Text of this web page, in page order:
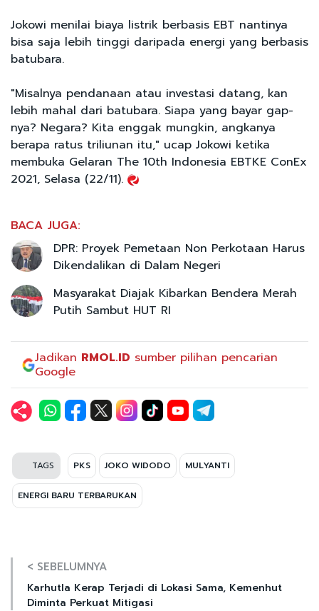
Jokowi menilai biaya listrik berbasis EBT nantinya
bisa saja lebih tinggi daripada energi yang berbasis
batubara.
"Misalnya pendanaan atau investasi datang, kan
lebih mahal dari batubara. Siapa yang bayar gap-
nya? Negara? Kita enggak mungkin, angkanya
berapa ratus triliunan itu," ucap Jokowi ketika
membuka Gelaran The 10th Indonesia EBTKE ConEx
2021, Selasa (22/11).
BACA JUGA:
DPR: Proyek Pemetaan Non Perkotaan Harus
Dikendalikan di Dalam Negeri
Masyarakat Diajak Kibarkan Bendera Merah
Putih Sambut HUT RI
Jadikan RMOL.ID sumber pilihan pencarian
Google
TAGS PKS JOKO WIDODO MULYANTI
ENERGI BARU TERBARUKAN
< SEBELUMNYA
Karhutla Kerap Terjadi di Lokasi Sama, Kemenhut
Diminta Perkuat Mitigasi